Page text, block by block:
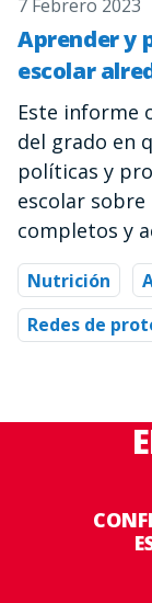
7 Febrero 2023
Aprender y
escolar
Este informe
del grado en
políticas y
escolar sobre
completos y
Nutrición
Redes de